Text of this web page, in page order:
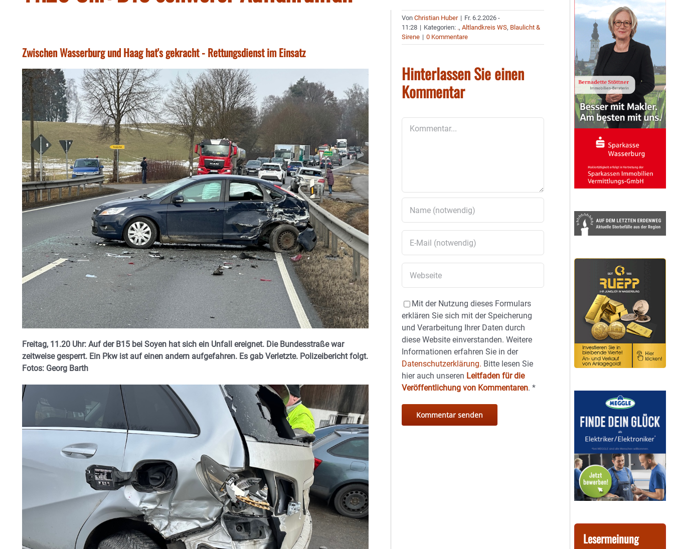
Zwischen Wasserburg und Haag hat's gekracht - Rettungsdienst im Einsatz
Freitag, 11.20 Uhr: Auf der B15 bei Soyen hat sich ein Unfall ereignet. Die Bundesstraße war
zeitweise gesperrt. Ein Pkw ist auf einen andern aufgefahren. Es gab Verletzte. Polizeibericht folgt.
Fotos: Georg Barth
VonChristian Huber | Fr. 6.2.2026 -
11:28 | Kategorien: .,Altlandkreis WS, Blaulicht &
Sirene | 0 Kommentare
Hinterlassen Sie einen
Kommentar
Mit der Nutzung dieses Formulars
erklären Sie sich mit der Speicherung
und Verarbeitung Ihrer Daten durch
diese Website einverstanden. Weitere
Informationen erfahren Sie in der
Datenschutzerklärung. Bitte lesen Sie
hier auch unseren Leitfaden für die
Veröffentlichung von Kommentaren.*
Lesermeinung